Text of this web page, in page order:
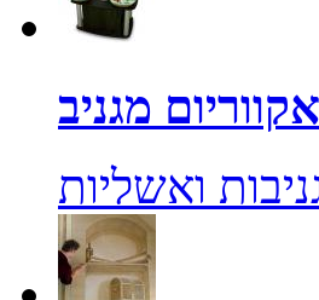
אקווריום מגניב
ואשליות